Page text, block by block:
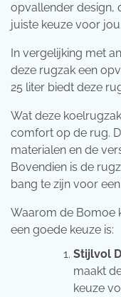
opvallender design,
juiste keuze voor jou.
In vergelijking met
deze rugzak een
25 liter biedt deze
Wat deze
comfort op de rug.
materialen en de
Bovendien is de
bang te zijn voor
Waarom de Bomoe
een goede keuze is:
Stijlvol
maakt
keuze